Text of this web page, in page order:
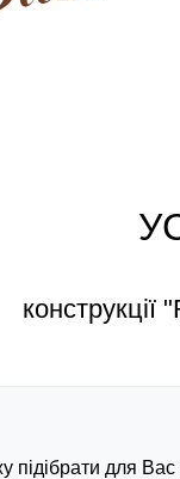
конструкції
підібрати для Вас